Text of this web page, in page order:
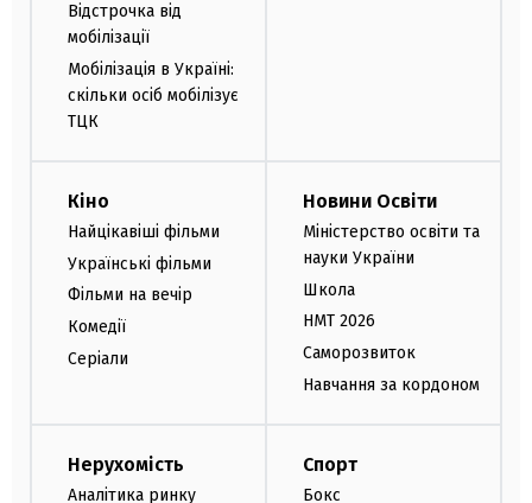
Відстрочка від
мобілізації
Мобілізація в Україні:
скільки осіб мобілізує
ТЦК
Кіно
Найцікавіші фільми
Українські фільми
Фільми на вечір
Комедії
Серіали
Новини Освіти
Міністерство освіти та
науки України
Школа
НМТ 2026
Саморозвиток
Навчання за кордоном
Нерухомість
Аналітика ринку
Спорт
Бокс